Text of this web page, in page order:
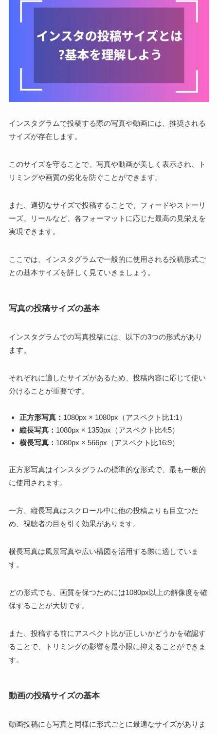
インスタグラムで投稿する際の写真や動画には、推奨される
サイズが存在します。
このサイズを守ることで、写真や動画が美しく表示され、ト
リミングや画質の劣化を防ぐことができます。
また、適切なサイズで投稿することで、フィードやストーリ
ーズ、リールなど、各フォーマットに応じた最高の見栄えを
実現できます。
ここでは、インスタグラムで一般的に使用される投稿形式ご
との基本サイズを詳しく見ていきましょう。
写真の投稿サイズの基本
インスタグラムでの写真投稿には、以下の3つの形式があり
ます。
それぞれに適したサイズがあるため、投稿内容に応じて使い
分けることが重要です。
正方形写真： 1080px × 1080px（アスペクト比1:1）
縦長写真： 1080px × 1350px（アスペクト比4:5）
横長写真： 1080px × 566px（アスペクト比16:9）
正方形写真はインスタグラムの標準的な形式で、最も一般的
に使用されます。
一方、縦長写真はスクロール中に他の投稿よりも目立つた
め、視聴者の目を引く効果があります。
横長写真は風景写真や広い構図を活用する際に適していま
す。
どの形式でも、画質を保つためには1080px以上の解像度を確
保することが大切です。
また、投稿する前にアスペクト比が正しいかどうかを確認す
ることで、トリミングの影響を最小限に抑えることができま
す。
動画の投稿サイズの基本
動画投稿にも写真と同様に形式ごとに最適なサイズがありま